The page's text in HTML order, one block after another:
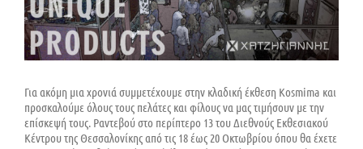
Για ακόμη μια χρονιά συμμετέχουμε στην κλαδική έκθεση Kosmima και
προσκαλούμε όλους τους πελάτες και φίλους να μας τιμήσουν με την
επίσκεψή τους. Ραντεβού στο περίπτερο 13 του Διεθνούς Εκθεσιακού
Κέντρου της Θεσσαλονίκης από τις 18 έως 20 Οκτωβρίου όπου θα έχετε